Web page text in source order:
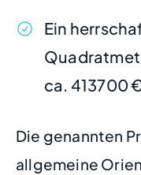
Ein
ca. 413700
Die genannten
allgemeine